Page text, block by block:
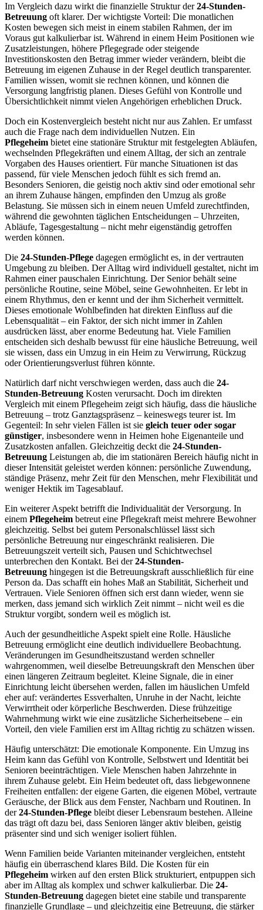
Im Vergleich dazu wirkt die finanzielle Struktur der24-Stunden-
Betreuung oft klarer. Der wichtigste Vorteil: Die monatlichen
Kosten bewegen sich meist in einem stabilen Rahmen, der im
Voraus gut kalkulierbar ist. Während in einem Heim Positionen wie
Zusatzleistungen, höhere Pflegegrade oder steigende
Investitionskosten den Betrag immer wieder verändern, bleibt die
Betreuung im eigenen Zuhause in der Regel deutlich transparenter.
Familien wissen, womit sie rechnen können, und können die
Versorgung langfristig planen. Dieses Gefühl von Kontrolle und
Übersichtlichkeit nimmt vielen Angehörigen erheblichen Druck.
Doch ein Kostenvergleich besteht nicht nur aus Zahlen. Er umfasst
auch die Frage nach dem individuellen Nutzen. Ein
Pflegeheim bietet eine stationäre Struktur mit festgelegten Abläufen,
wechselnden Pflegekräften und einem Alltag, der sich an zentrale
Vorgaben des Hauses orientiert. Für manche Situationen ist das
passend, für viele Menschen jedoch fühlt es sich fremd an.
Besonders Senioren, die geistig noch aktiv sind oder emotional sehr
an ihrem Zuhause hängen, empfinden den Umzug als große
Belastung. Sie müssen sich in einem neuen Umfeld zurechtfinden,
während die gewohnten täglichen Entscheidungen – Uhrzeiten,
Abläufe, Tagesgestaltung – nicht mehr eigenständig getroffen
werden können.
Die 24-Stunden-Pflege dagegen ermöglicht es, in der vertrauten
Umgebung zu bleiben. Der Alltag wird individuell gestaltet, nicht im
Rahmen einer pauschalen Einrichtung. Der Senior behält seine
persönliche Routine, seine Möbel, seine Gewohnheiten. Er lebt in
einem Rhythmus, den er kennt und der ihm Sicherheit vermittelt.
Dieses emotionale Wohlbefinden hat direkten Einfluss auf die
Lebensqualität – ein Faktor, der sich nicht immer in Zahlen
ausdrücken lässt, aber enorme Bedeutung hat. Viele Familien
entscheiden sich deshalb bewusst für eine häusliche Betreuung, weil
sie wissen, dass ein Umzug in ein Heim zu Verwirrung, Rückzug
oder Orientierungsverlust führen könnte.
Natürlich darf nicht verschwiegen werden, dass auch die 24-
Stunden-Betreuung Kosten verursacht. Doch im direkten
Vergleich mit einem Pflegeheim zeigt sich häufig, dass die häusliche
Betreuung – trotz Ganztagspräsenz – keineswegs teurer ist. Im
Gegenteil: In sehr vielen Fällen ist sie gleich teuer oder sogar
günstiger, insbesondere wenn in Heimen hohe Eigenanteile und
Zusatzkosten anfallen. Gleichzeitig deckt die 24-Stunden-
Betreuung Leistungen ab, die im stationären Bereich häufig nicht in
dieser Intensität geleistet werden können: persönliche Zuwendung,
ständige Präsenz, mehr Zeit für den Menschen, mehr Flexibilität und
weniger Hektik im Tagesablauf.
Ein weiterer Aspekt betrifft die Individualität der Versorgung. In
einem Pflegeheim betreut eine Pflegekraft meist mehrere Bewohner
gleichzeitig. Selbst bei gutem Personalschlüssel lässt sich
persönliche Betreuung nur eingeschränkt realisieren. Die
Betreuungszeit verteilt sich, Pausen und Schichtwechsel
unterbrechen den Kontakt. Bei der24-Stunden-
Betreuung hingegen ist die Betreuungskraft ausschließlich für eine
Person da. Das schafft ein hohes Maß an Stabilität, Sicherheit und
Vertrauen. Viele Senioren öffnen sich erst dann wieder, wenn sie
merken, dass jemand sich wirklich Zeit nimmt – nicht weil es die
Struktur vorgibt, sondern weil es möglich ist.
Auch der gesundheitliche Aspekt spielt eine Rolle. Häusliche
Betreuung ermöglicht eine deutlich individuellere Beobachtung.
Veränderungen im Gesundheitszustand werden schneller
wahrgenommen, weil dieselbe Betreuungskraft den Menschen über
einen längeren Zeitraum begleitet. Kleine Signale, die in einer
Einrichtung leicht übersehen werden, fallen im häuslichen Umfeld
eher auf: verändertes Essverhalten, Unruhe in der Nacht, leichte
Verwirrtheit oder körperliche Beschwerden. Diese frühzeitige
Wahrnehmung wirkt wie eine zusätzliche Sicherheitsebene – ein
Vorteil, den viele Familien erst im Alltag richtig zu schätzen wissen.
Häufig unterschätzt: Die emotionale Komponente. Ein Umzug ins
Heim kann das Gefühl von Kontrolle, Selbstwert und Identität bei
Senioren beeinträchtigen. Viele Menschen haben Jahrzehnte in
ihrem Zuhause gelebt. Ein Heim bedeutet oft, dass liebgewonnene
Freiheiten entfallen: der eigene Garten, die eigenen Möbel, vertraute
Geräusche, der Blick aus dem Fenster, Nachbarn und Routinen. In
der24-Stunden-Pflege bleibt dieser Lebensraum bestehen. Alleine
das trägt oft dazu bei, dass Senioren länger aktiv bleiben, geistig
präsenter sind und sich weniger isoliert fühlen.
Wenn Familien beide Varianten miteinander vergleichen, entsteht
häufig ein überraschend klares Bild. Die Kosten für ein
Pflegeheim wirken auf den ersten Blick strukturiert, entpuppen sich
aber im Alltag als komplex und schwer kalkulierbar. Die 24-
Stunden-Betreuung dagegen bietet eine stabile und transparente
finanzielle Grundlage – und gleichzeitig eine Betreuung, die stärker